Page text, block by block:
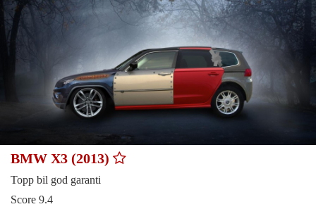
BMW X3 (2013)
Topp bil god garanti
Score 9.4